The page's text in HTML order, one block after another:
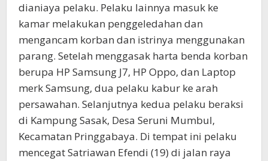
dianiaya pelaku. Pelaku lainnya masuk ke
kamar melakukan penggeledahan dan
mengancam korban dan istrinya menggunakan
parang. Setelah menggasak harta benda korban
berupa HP Samsung J7, HP Oppo, dan Laptop
merk Samsung, dua pelaku kabur ke arah
persawahan. Selanjutnya kedua pelaku beraksi
di Kampung Sasak, Desa Seruni Mumbul,
Kecamatan Pringgabaya. Di tempat ini pelaku
mencegat Satriawan Efendi (19) di jalan raya